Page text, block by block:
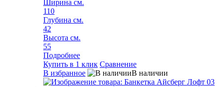
Ширина см.
110
Глубина см.
42
Высота см.
55
Подробнее
Купить в 1 клик Сравнение
В избранное
В наличии